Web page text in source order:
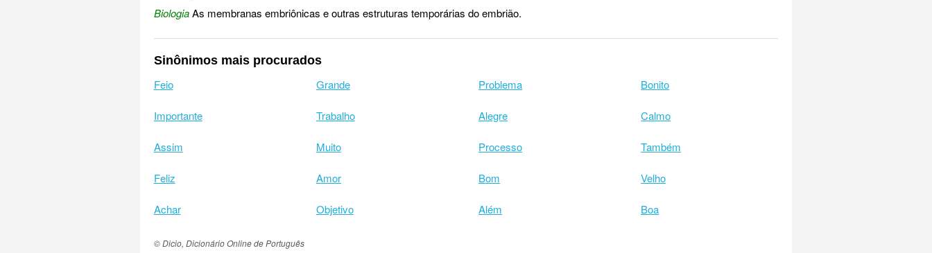
BiologiaAs membranas embriônicas e outras estruturas temporárias do embrião.
Sinônimos mais procurados
Feio Grande Problema Bonito
Importante Trabalho Alegre Calmo
Assim Muito Processo Também
Feliz Amor Bom Velho
Achar Objetivo Além Boa
© Dicio, Dicionário Online de Português